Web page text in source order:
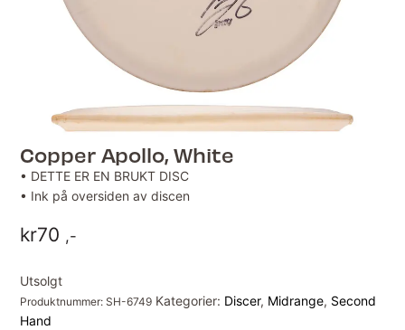
Copper Apollo, White
• DETTE ER EN BRUKT DISC
• Ink på oversiden av discen
kr70 ,-
Utsolgt
Produktnummer:SH-6749 Kategorier: Discer, Midrange, Second
Hand